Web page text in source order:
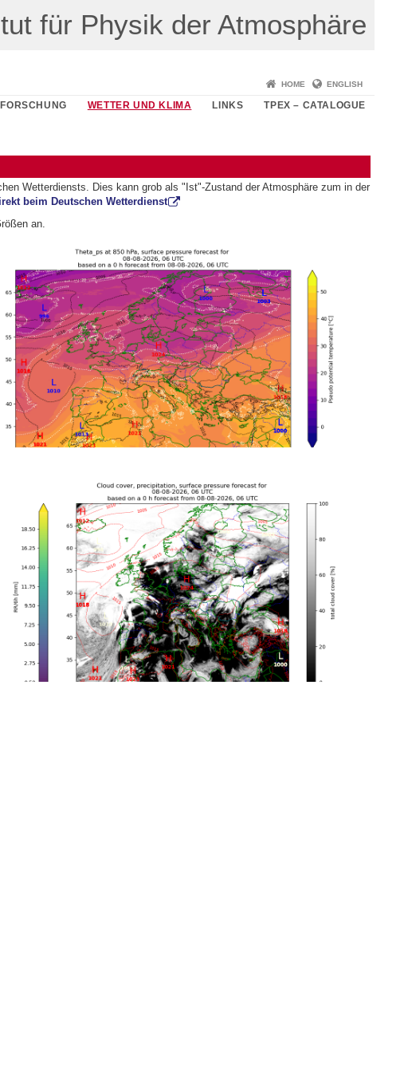
für Physik der Atmosphäre
HOME ENGLISH
FORSCHUNG WETTER UND KLIMA LINKS TPEX – CATALOGUE
Wetterdiensts. Dies kann grob als "Ist"-Zustand der Atmosphäre zum in der
beim Deutschen Wetterdienst
an.